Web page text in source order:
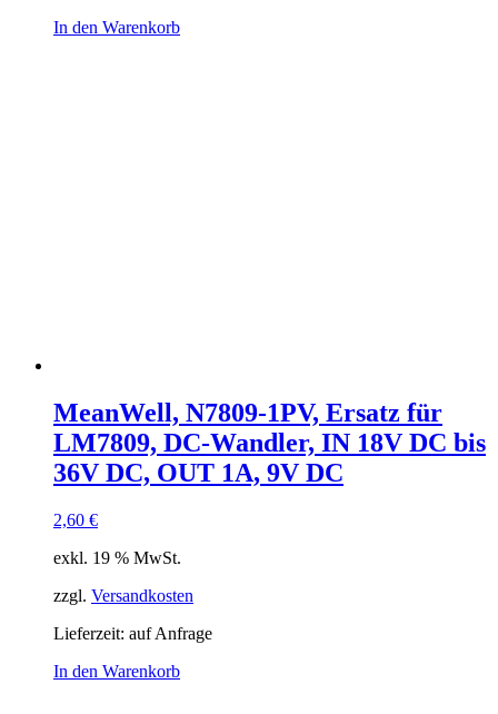
In den Warenkorb
MeanWell, N7809-1PV, Ersatz für
LM7809, DC-Wandler, IN 18V DC bis
36V DC, OUT 1A, 9V DC
2,60 €
exkl. 19 % MwSt.
zzgl. Versandkosten
Lieferzeit: auf Anfrage
In den Warenkorb